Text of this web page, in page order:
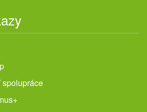
spolupráce